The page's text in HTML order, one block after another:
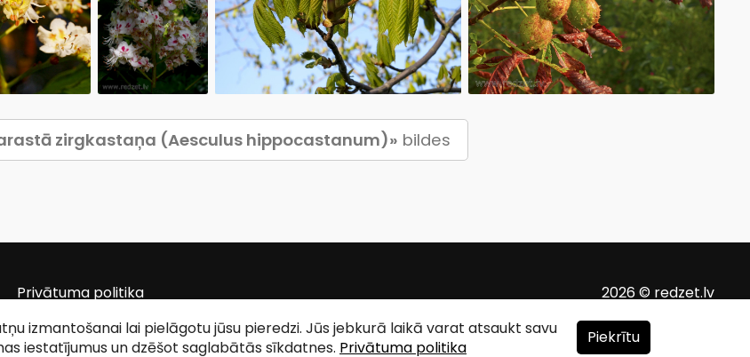
zirgkastaņa (Aesculus hippocastanum)» bildes
Privātuma politika
2026 © redzet.lv
izmantošanai lai pielāgotu jūsu pieredzi. Jūs jebkurā laikā varat atsaukt savu
iestatījumus un dzēšot saglabātās sīkdatnes. Privātuma politika
Piekrītu